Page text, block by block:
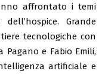
affrontato i temi
Grande
tecnologiche con
e Fabio Emili,
artificiale e